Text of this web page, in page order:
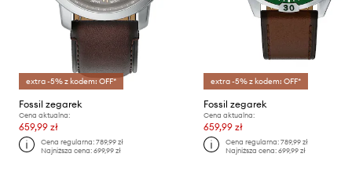
extra -5% z kodem: OFF*
Fossil zegarek
Cena aktualna:
659,99 zł
Cena regularna:789,99 zł
Najniższa cena:699,99 zł
extra -5% z kodem: OFF*
Fossil zegarek
Cena aktualna:
659,99 zł
Cena regularna: 789,99 zł
Najniższa cena: 699,99 zł